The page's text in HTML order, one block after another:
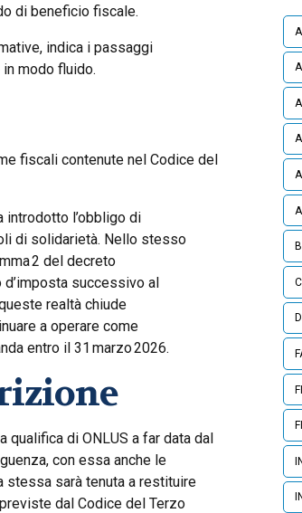
di beneficio fiscale.
indica i passaggi
modo fluido.
fiscali contenute nel Codice del
introdotto l’obbligo di
di solidarietà. Nello stesso
2 del decreto
successivo al
realtà chiude
a operare come
entro il 31 marzo 2026.
qualifica di ONLUS a far data dal
con essa anche le
stessa sarà tenuta a restituire
dal Codice del Terzo